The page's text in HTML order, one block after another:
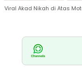
Viral Akad Nikah di Atas